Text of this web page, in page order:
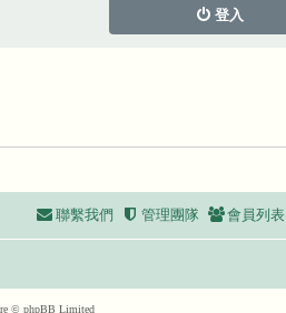
登入
會員列表
管理團隊
聯繫我們
© phpBB Limited